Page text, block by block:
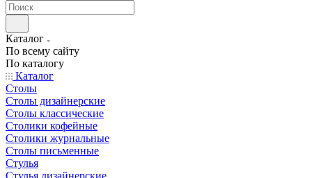
Каталог
По всему сайту
По каталогу
Каталог
Столы
Столы дизайнерские
Столы классические
Столики кофейные
Столики журнальные
Столы письменные
Стулья
Стулья дизайнерские